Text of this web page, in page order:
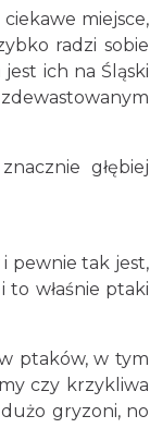
miejsce,
radzi sobie
ich na Śląski
głębiej
pewnie tak jest,
to właśnie ptaki
ptaków, w tym
czy krzykliwa
gryzoni, no